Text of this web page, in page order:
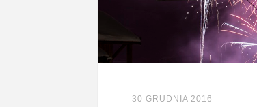
30 GRUDNIA 2016